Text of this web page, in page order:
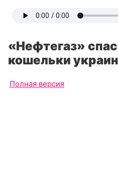
«Нефтегаз»
кошельки
Полная версия